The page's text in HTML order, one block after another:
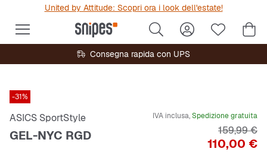
United by Attitude: Scopri ora i look dell'estate!
Consegna rapida con UPS
-31%
ASICS SportStyle
GEL-NYC RGD
IVA inclusa,Spedizione gratuita
Prezzo
110,00 €
Prezzo
159,99 €